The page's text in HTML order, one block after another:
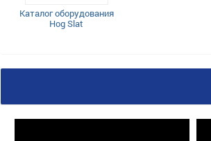
Каталог оборудования
Hog Slat